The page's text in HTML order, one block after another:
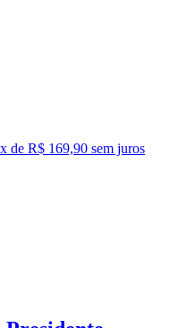
x de R$ 169,90 sem juros